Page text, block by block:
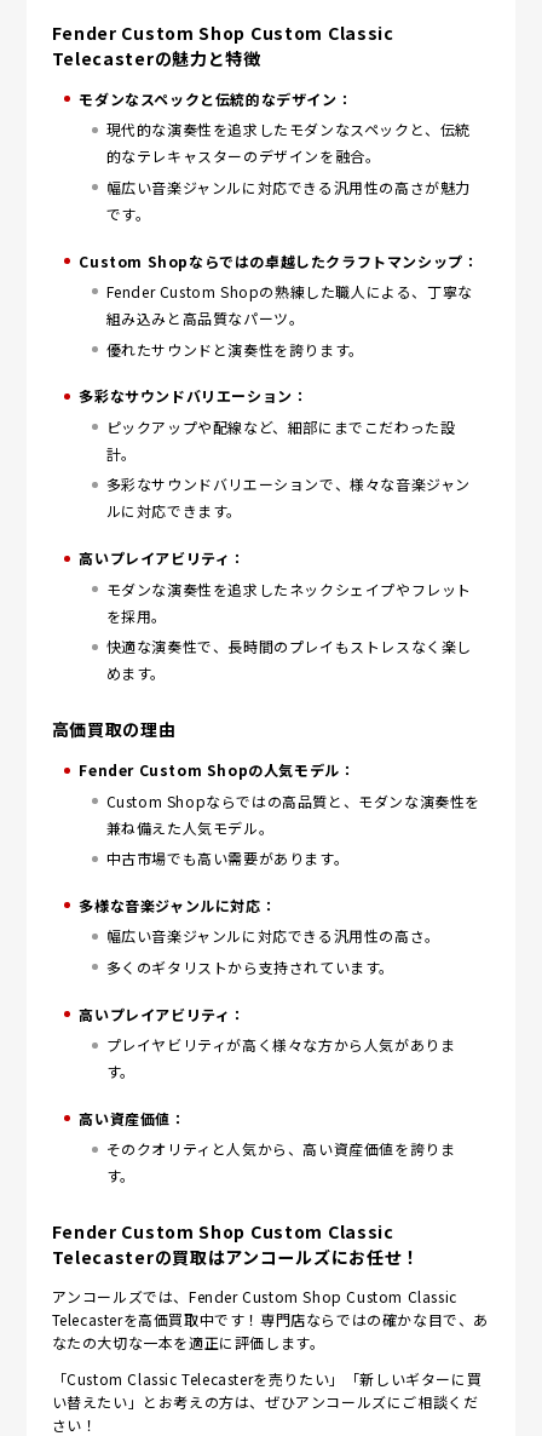
Fender Custom Shop Custom Classic
Telecasterの魅力と特徴
モダンなスペックと伝統的なデザイン：
現代的な演奏性を追求したモダンなスペックと、伝統
的なテレキャスターのデザインを融合。
幅広い音楽ジャンルに対応できる汎用性の高さが魅力
です。
Custom Shopならではの卓越したクラフトマンシップ：
Fender Custom Shopの熟練した職人による、丁寧な
組み込みと高品質なパーツ。
優れたサウンドと演奏性を誇ります。
多彩なサウンドバリエーション：
ピックアップや配線など、細部にまでこだわった設
計。
多彩なサウンドバリエーションで、様々な音楽ジャン
ルに対応できます。
高いプレイアビリティ：
モダンな演奏性を追求したネックシェイプやフレット
を採用。
快適な演奏性で、長時間のプレイもストレスなく楽し
めます。
高価買取の理由
Fender Custom Shopの人気モデル：
Custom Shopならではの高品質と、モダンな演奏性を
兼ね備えた人気モデル。
中古市場でも高い需要があります。
多様な音楽ジャンルに対応：
幅広い音楽ジャンルに対応できる汎用性の高さ。
多くのギタリストから支持されています。
高いプレイアビリティ：
プレイヤビリティが高く様々な方から人気がありま
す。
高い資産価値：
そのクオリティと人気から、高い資産価値を誇りま
す。
Fender Custom Shop Custom Classic
Telecasterの買取はアンコールズにお任せ！
アンコールズでは、Fender Custom Shop Custom Classic
Telecasterを高価買取中です！専門店ならではの確かな目で、あ
なたの大切な一本を適正に評価します。
「Custom Classic Telecasterを売りたい」「新しいギターに買
い替えたい」とお考えの方は、ぜひアンコールズにご相談くだ
さい！